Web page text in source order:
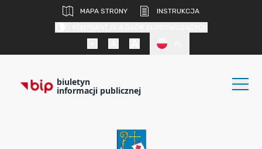
MAPA STRONY
INSTRUKCJA
biuletyn
informacji publicznej